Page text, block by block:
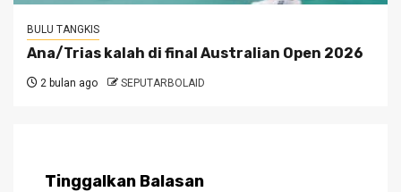
BULU TANGKIS
Ana/Trias kalah di final Australian Open 2026
2 bulan ago SEPUTARBOLAID
Tinggalkan Balasan